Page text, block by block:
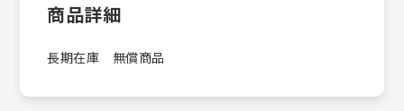
商品詳細
長期在庫 無償商品